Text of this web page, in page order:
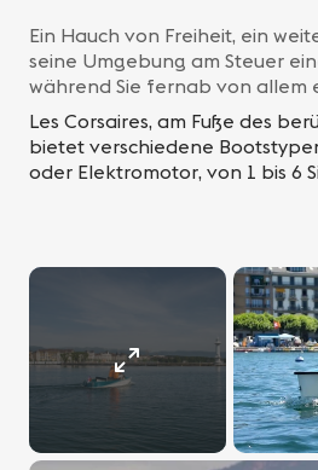
Ein Hauch von Freiheit, ein
seine Umgebung am Steuer
während Sie fernab von allem
Les Corsaires, am Fuße des
bietet verschiedene
oder Elektromotor, von 1 bis 6